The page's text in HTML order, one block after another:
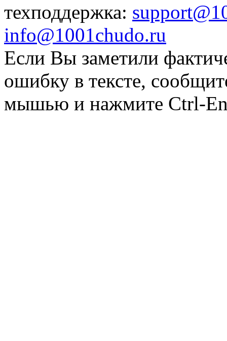
техподдержка:
info@1001chudo.ru
Если Вы заметили
ошибку в тексте,
мышью и нажмите Ctrl-